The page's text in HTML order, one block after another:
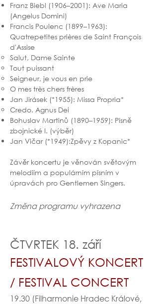
Franz Biebl (1906–2001): Ave Maria
(Angelus Domini)
Francis Poulenc (1899–1963):
Quatrepetites prières de Saint François
d'Assise
Salut, Dame Sainte
Tout puissant
Seigneur, je vous en prie
O mes très chers frères
Jan Jirásek (*1955): Missa Propria*
Credo. Agnus Dei
Bohuslav Martinů (1890–1959): Písně
zbojnické I. (výběr)
Jan Vičar (*1949):Zpěvy z Kopanic*
Závěr koncertu je věnován světovým
melodiím a populárním písním v
úpravách pro Gentlemen Singers.
Změna programu vyhrazena
ČTVRTEK 18. září
FESTIVALOVÝ KONCERT
/ FESTIVAL CONCERT
19.30 (Filharmonie Hradec Králové,